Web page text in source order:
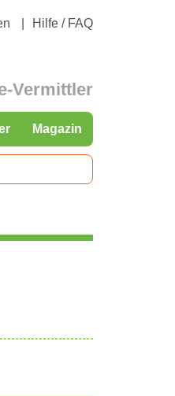
Hilfe / FAQ
Vermittler
Magazin